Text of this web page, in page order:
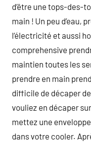
d’être une tops-des-
main ! Un peu d’eau,
l’électricité et aussi
comprehensive
maintien toutes les
prendre en main
difficile de décaper
vouliez en décaper
mettez une
dans votre cooler.